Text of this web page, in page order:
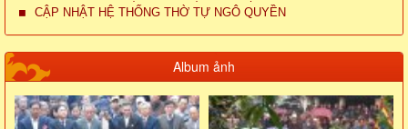
CẬP NHẬT HỆ THỐNG THỜ TỰ NGÔ QUYỀN
Album ảnh